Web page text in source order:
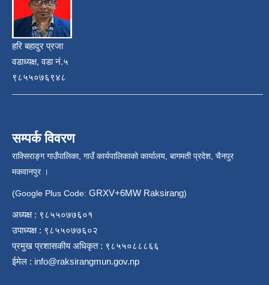
हरि बहादुर प्रजा
वडाध्यक्ष, वडा नं.५
९८५५०७६९४८
सम्पर्क विवरण
राक्सिराङ्ग गाउँपालिका, गाउँ कार्यपालिकाको कार्यालय, बागमती प्रदेश, चैनपुर
मकवानपुर ।
(Google Plus Code: GRXV+6MW Raksirang)
अध्यक्ष : ९८५५०७७६०१
उपाध्यक्ष : ९८५५०७७६०२
प्रमुख प्रशासकीय अधिकृत : ९८५५०८८८६६
ईमेल : info@raksirangmun.gov.np